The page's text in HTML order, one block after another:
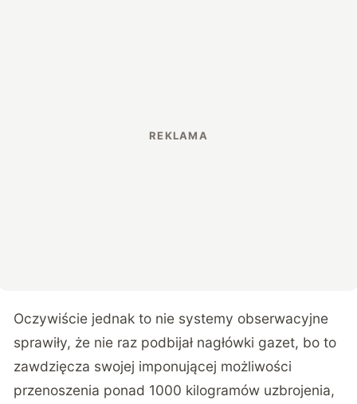
Oczywiście jednak to nie systemy obserwacyjne
sprawiły, że nie raz podbijał nagłówki gazet, bo to
zawdzięcza swojej imponującej możliwości
przenoszenia ponad 1000 kilogramów uzbrojenia,